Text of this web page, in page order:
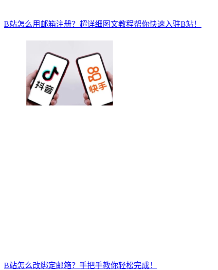
B站怎么用邮箱注册？超详细图文教程帮你快速入驻B站！
B站怎么改绑定邮箱？手把手教你轻松完成！